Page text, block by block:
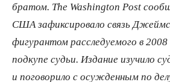
братом. The Washington Post
США зафиксировало связь
фигурантом расследуемого в 2008
подкупе судьи. Издание изучило
и поговорило с осужденным по